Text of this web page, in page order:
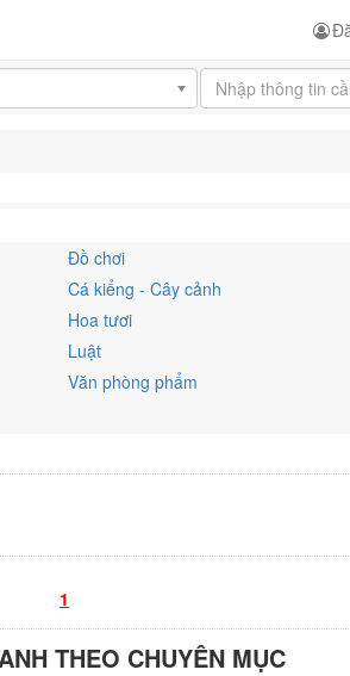
Đồ chơi
Cá kiểng - Cây cảnh
Hoa tươi
Luật
Văn phòng phẩm
1
THEO CHUYÊN MỤC